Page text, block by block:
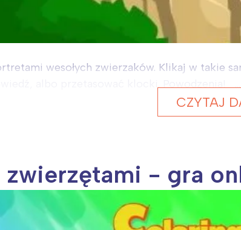
wesołych zwierzaków. Klikaj w takie
CZYTAJ
zwierzętami - gra